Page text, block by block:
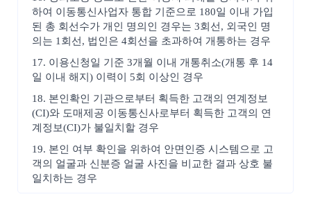
하여 이동통신사업자 통합 기준으로 180일 이내 가입
된 총 회선수가 개인 명의인 경우는 3회선, 외국인 명
의는 1회선, 법인은 4회선을 초과하여 개통하는 경우
17. 이용신청일 기준 3개월 이내 개통취소(개통 후 14
일 이내 해지) 이력이 5회 이상인 경우
18. 본인확인 기관으로부터 획득한 고객의 연계정보
(CI)와 도매제공 이동통신사로부터 획득한 고객의 연
계정보(CI)가 불일치할 경우
19. 본인 여부 확인을 위하여 안면인증 시스템으로 고
객의 얼굴과 신분증 얼굴 사진을 비교한 결과 상호 불
일치하는 경우